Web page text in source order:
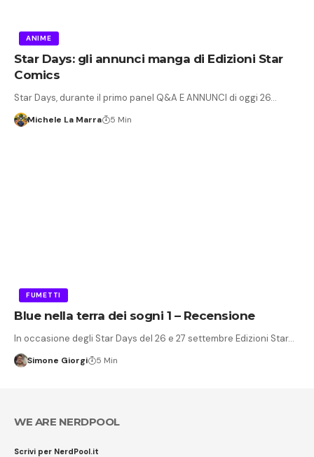
ANIME
Star Days: gli annunci manga di Edizioni Star
Comics
Star Days, durante il primo panel Q&A E ANNUNCI di oggi 26…
Michele La Marra 5 Min
FUMETTI
Blue nella terra dei sogni 1 – Recensione
In occasione degli Star Days del 26 e 27 settembre Edizioni Star…
Simone Giorgi 5 Min
WE ARE NERDPOOL
Scrivi per NerdPool.it